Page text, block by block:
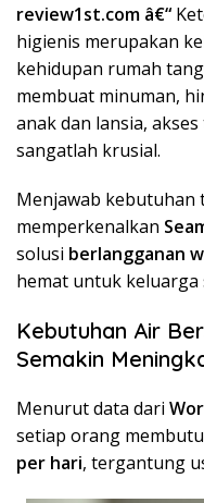
review1st.com â€“
higienis merupakan
kehidupan rumah
membuat minuman,
anak dan lansia,
sangatlah krusial.
Menjawab kebutuhan
memperkenalkan
solusi berlangganan
hemat untuk keluarga
Kebutuhan Air
Semakin
Menurut data dari
setiap orang
per hari, tergantung